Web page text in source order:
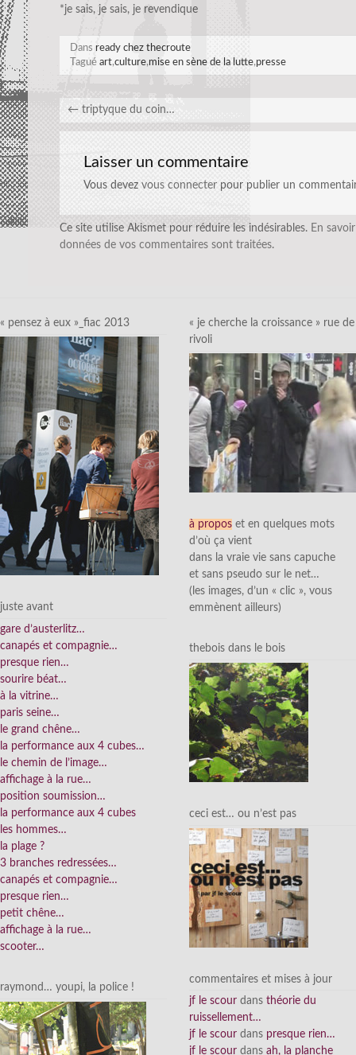
*je sais, je sais, je revendique
Dans ready chez thecroute
Tagué art,culture,mise en sène de la lutte,presse
← triptyque du coin…
Laisser un commentaire
Vous devez vous connecter pour publier un
Ce site utilise Akismet pour réduire les indésirables. En
données de vos commentaires sont traitées.
« pensez à eux »_fiac 2013
juste avant
gare d’austerlitz…
canapés et compagnie…
presque rien…
sourire béat…
à la vitrine…
paris seine…
le grand chêne…
la performance aux 4 cubes…
le chemin de l’image…
affichage à la rue…
position soumission…
la performance aux 4 cubes
les hommes…
la plage ?
3 branches redressées…
canapés et compagnie…
presque rien…
petit chêne…
affichage à la rue…
scooter…
raymond… youpi, la police !
« je cherche la croissance » rue de
rivoli
à propos et en quelques mots
d’où ça vient
dans la vraie vie sans capuche
et sans pseudo sur le net…
(les images, d’un « clic », vous
emmènent ailleurs)
thebois dans le bois
ceci est… ou n’est pas
commentaires et mises à jour
jf le scour dans théorie du
ruissellement…
jf le scour dans presque rien…
jf le scour dans ah, la planche